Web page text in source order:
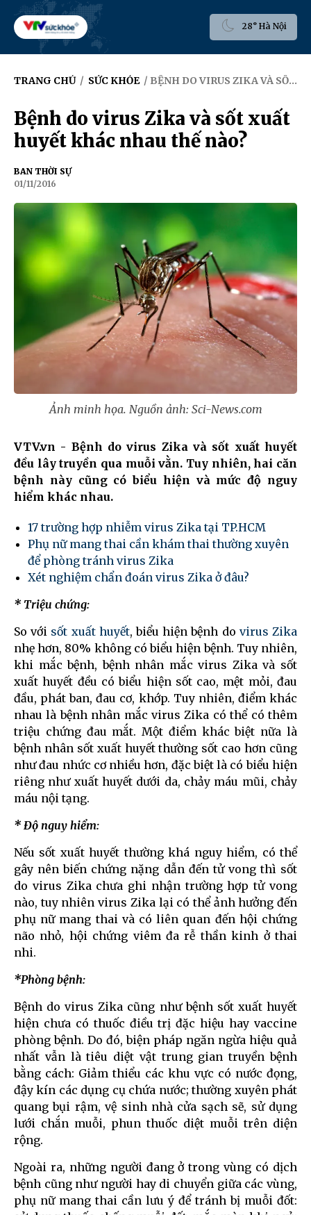
28° Hà Nội
TRANG CHỦ / SỨC KHỎE / BỆNH DO VIRUS ZIKA VÀ SỐT XUẤT HUYẾT KHÁC NHAU THẾ NÀO?
Bệnh do virus Zika và sốt xuất
huyết khác nhau thế nào?
BAN THỜI SỰ
01/11/2016
Ảnh minh họa. Nguồn ảnh: Sci-News.com
VTV.vn - Bệnh do virus Zika và sốt xuất huyết
đều lây truyền qua muỗi vằn. Tuy nhiên, hai căn
bệnh này cũng có biểu hiện và mức độ nguy
hiểm khác nhau.
17 trường hợp nhiễm virus Zika tại TP.HCM
Phụ nữ mang thai cần khám thai thường xuyên
để phòng tránh virus Zika
Xét nghiệm chẩn đoán virus Zika ở đâu?
* Triệu chứng:
So với sốt xuất huyết, biểu hiện bệnh do virus Zika
nhẹ hơn, 80% không có biểu hiện bệnh. Tuy nhiên,
khi mắc bệnh, bệnh nhân mắc virus Zika và sốt
xuất huyết đều có biểu hiện sốt cao, mệt mỏi, đau
đầu, phát ban, đau cơ, khớp. Tuy nhiên, điểm khác
nhau là bệnh nhân mắc virus Zika có thể có thêm
triệu chứng đau mắt. Một điểm khác biệt nữa là
bệnh nhân sốt xuất huyết thường sốt cao hơn cũng
như đau nhức cơ nhiều hơn, đặc biệt là có biểu hiện
riêng như xuất huyết dưới da, chảy máu mũi, chảy
máu nội tạng.
* Độ nguy hiểm:
Nếu sốt xuất huyết thường khá nguy hiểm, có thể
gây nên biến chứng nặng dẫn đến tử vong thì sốt
do virus Zika chưa ghi nhận trường hợp tử vong
nào, tuy nhiên virus Zika lại có thể ảnh hưởng đến
phụ nữ mang thai và có liên quan đến hội chứng
não nhỏ, hội chứng viêm đa rễ thần kinh ở thai
nhi.
*Phòng bệnh:
Bệnh do virus Zika cũng như bệnh sốt xuất huyết
hiện chưa có thuốc điều trị đặc hiệu hay vaccine
phòng bệnh. Do đó, biện pháp ngăn ngừa hiệu quả
nhất vẫn là tiêu diệt vật trung gian truyền bệnh
bằng cách: Giảm thiểu các khu vực có nước đọng,
đậy kín các dụng cụ chứa nước; thường xuyên phát
quang bụi rậm, vệ sinh nhà cửa sạch sẽ, sử dụng
lưới chắn muỗi, phun thuốc diệt muỗi trên diện
rộng.
Ngoài ra, những người đang ở trong vùng có dịch
bệnh cũng như người hay di chuyển giữa các vùng,
phụ nữ mang thai cần lưu ý để tránh bị muỗi đốt: